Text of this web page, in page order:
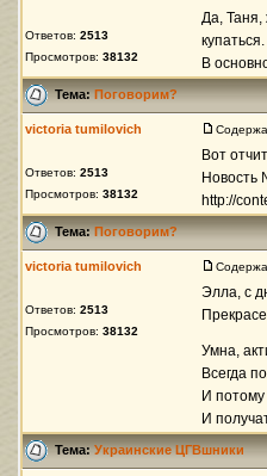
Ответов: 2513
Просмотров: 38132
Да, Таня,
купаться.
В
Тема:Поговорим?
victoria tumilovich
Ответов: 2513
Просмотров: 38132
Вот
Новость
http://
Тема:Поговорим?
victoria tumilovich
Ответов: 2513
Просмотров: 38132
Элла, с
Умна,
Всегда
И потому
И
Тема:Украинские ЦГВшники